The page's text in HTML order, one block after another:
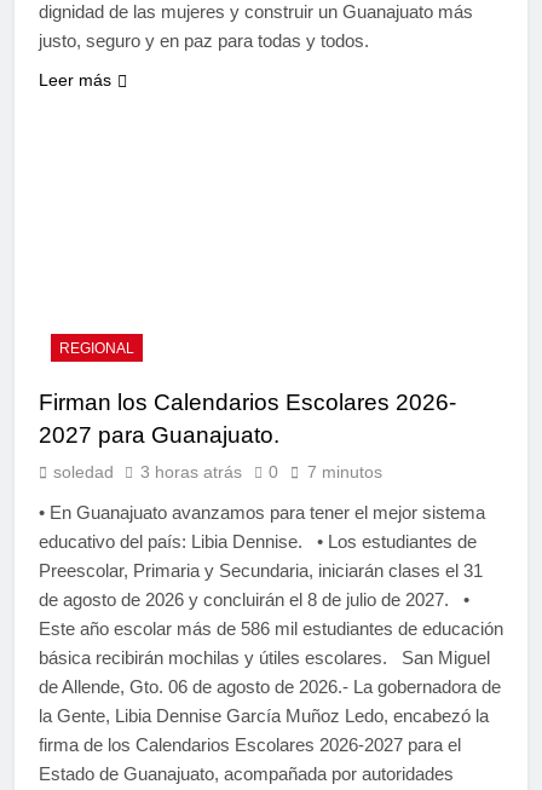
dignidad de las mujeres y construir un Guanajuato más
justo, seguro y en paz para todas y todos.
Leer más
REGIONAL
Firman los Calendarios Escolares 2026-
2027 para Guanajuato.
soledad 3 horas atrás 0 7 minutos
• En Guanajuato avanzamos para tener el mejor sistema
educativo del país: Libia Dennise. • Los estudiantes de
Preescolar, Primaria y Secundaria, iniciarán clases el 31
de agosto de 2026 y concluirán el 8 de julio de 2027. •
Este año escolar más de 586 mil estudiantes de educación
básica recibirán mochilas y útiles escolares. San Miguel
de Allende, Gto. 06 de agosto de 2026.- La gobernadora de
la Gente, Libia Dennise García Muñoz Ledo, encabezó la
firma de los Calendarios Escolares 2026-2027 para el
Estado de Guanajuato, acompañada por autoridades